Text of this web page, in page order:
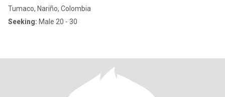
Tumaco, Nariño, Colombia
Seeking: Male 20 - 30